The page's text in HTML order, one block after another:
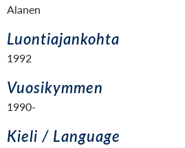
Alanen
Luontiajankohta
1992
Vuosikymmen
1990-
Kieli / Language